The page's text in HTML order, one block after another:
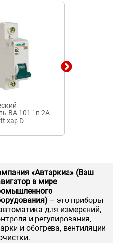
ВА-101 1п 2А
хар D
«Автаркиа» (Ваш
в мире
– это приборы
для измерений,
и регулирования,
и обогрева, вентиляции